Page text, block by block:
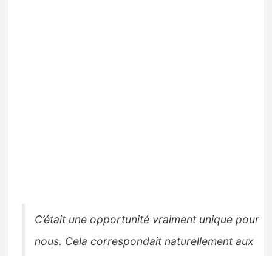
C’était une opportunité vraiment unique pour
nous. Cela correspondait naturellement aux